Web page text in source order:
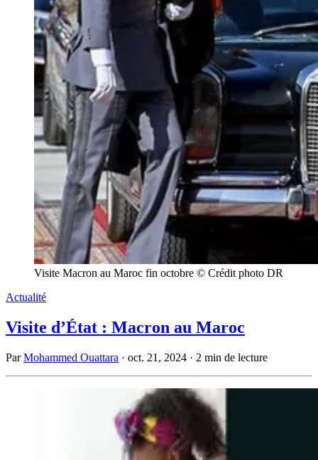
Visite Macron au Maroc fin octobre © Crédit photo DR
Actualité
Visite d’État : Macron au Maroc
ParMohammed Ouattara · oct. 21, 2024 · 2 min de lecture